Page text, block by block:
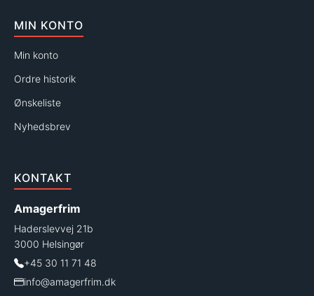
MIN KONTO
Min konto
Ordre historik
Ønskeliste
Nyhedsbrev
KONTAKT
Amagerfrim
Haderslevvej 21b
3000 Helsingør
+45 30 11 71 48
info@amagerfrim.dk